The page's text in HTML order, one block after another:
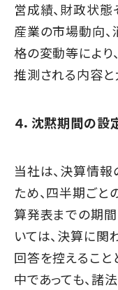
営成績、財政状態
産業の市場動向
格の変動等により
推測される内容と
４．沈黙期間の設
当社は、決算情
ため、四半期ご
算発表までの期
いては、決算に
回答を控えること
中であっても、